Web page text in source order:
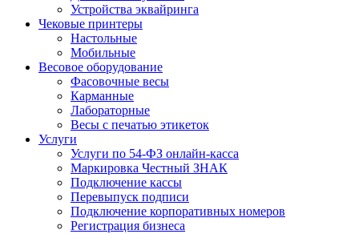
Устройства эквайринга
Чековые принтеры
Настольные
Мобильные
Весовое оборудование
Фасовочные весы
Карманные
Лабораторные
Весы с печатью этикеток
Услуги
Услуги по 54-ФЗ онлайн-касса
Маркировка Честный ЗНАК
Подключение кассы
Перевыпуск подписи
Подключение корпоративных номеров
Регистрация бизнеса